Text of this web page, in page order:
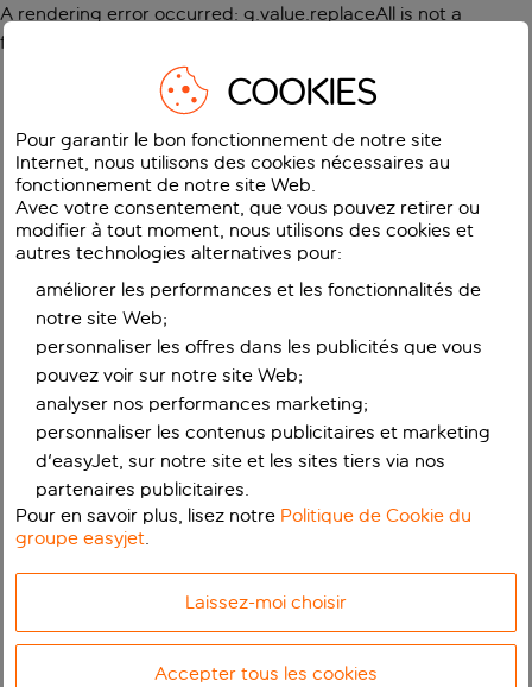
A rendering error occurred: g.value.replaceAll is not a
function
COOKIES
Pour garantir le bon fonctionnement de notre site
Internet, nous utilisons des cookies nécessaires au
fonctionnement de notre site Web.
Avec votre consentement, que vous pouvez retirer ou
modifier à tout moment, nous utilisons des cookies et
autres technologies alternatives pour:
améliorer les performances et les fonctionnalités de
notre site Web;
personnaliser les offres dans les publicités que vous
pouvez voir sur notre site Web;
analyser nos performances marketing;
personnaliser les contenus publicitaires et marketing
d'easyJet, sur notre site et les sites tiers via nos
partenaires publicitaires.
Pour en savoir plus, lisez notre Politique de Cookie du
groupe easyjet.
Laissez-moi choisir
Accepter tous les cookies